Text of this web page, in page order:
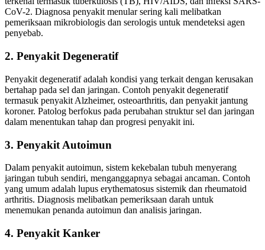
CoV-2. Diagnosa penyakit menular sering kali melibatkan
pemeriksaan mikrobiologis dan serologis untuk mendeteksi agen
penyebab.
2. Penyakit Degeneratif
Penyakit degeneratif adalah kondisi yang terkait dengan kerusakan
bertahap pada sel dan jaringan. Contoh penyakit degeneratif
termasuk penyakit Alzheimer, osteoarthritis, dan penyakit jantung
koroner. Patolog berfokus pada perubahan struktur sel dan jaringan
dalam menentukan tahap dan progresi penyakit ini.
3. Penyakit Autoimun
Dalam penyakit autoimun, sistem kekebalan tubuh menyerang
jaringan tubuh sendiri, menganggapnya sebagai ancaman. Contoh
yang umum adalah lupus erythematosus sistemik dan rheumatoid
arthritis. Diagnosis melibatkan pemeriksaan darah untuk
menemukan penanda autoimun dan analisis jaringan.
4. Penyakit Kanker